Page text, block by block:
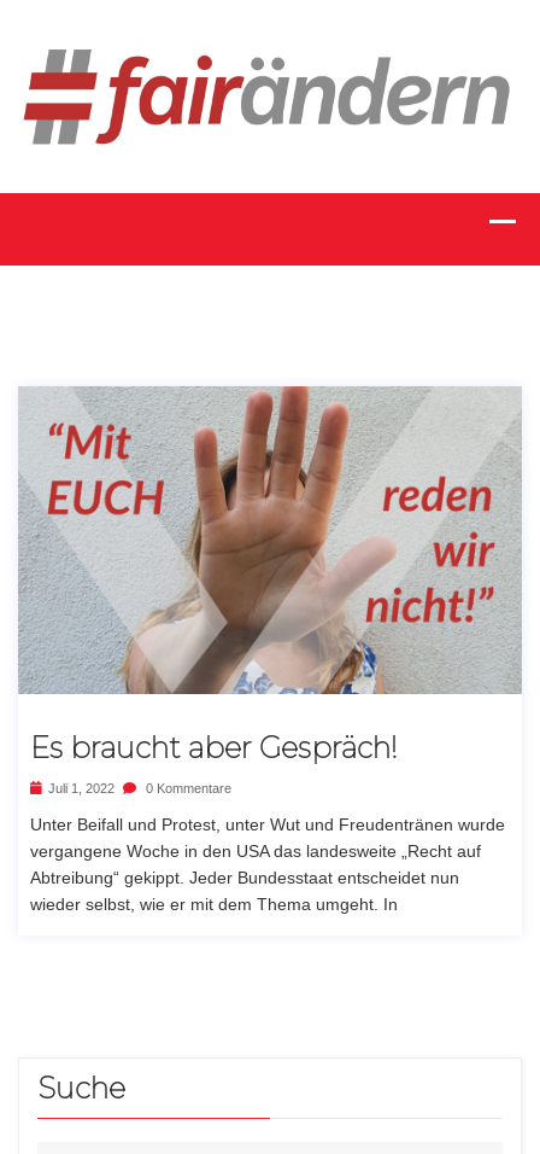
Es braucht aber Gespräch!
Juli 1, 2022 0 Kommentare
Unter Beifall und Protest, unter Wut und Freudentränen wurde
vergangene Woche in den USA das landesweite „Recht auf
Abtreibung“ gekippt. Jeder Bundesstaat entscheidet nun
wieder selbst, wie er mit dem Thema umgeht. In
Suche